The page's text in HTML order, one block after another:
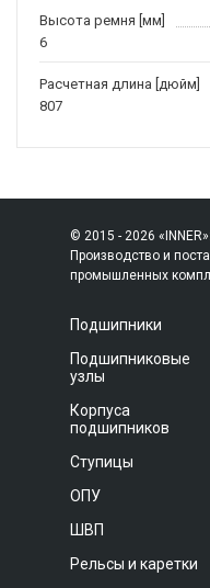
Высота ремня [мм]
6
Расчетная длина [дюйм]
807
© 2015 - 2026 «INNER»:
Производство и
промышленных
Подшипники
Подшипниковые
узлы
Корпуса
подшипников
Ступицы
ОПУ
ШВП
Рельсы и каретки